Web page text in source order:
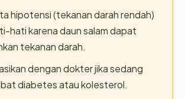
hipotensi (tekanan darah rendah)
hati karena daun salam dapat
tekanan darah.
dengan dokter jika sedang
diabetes atau kolesterol.